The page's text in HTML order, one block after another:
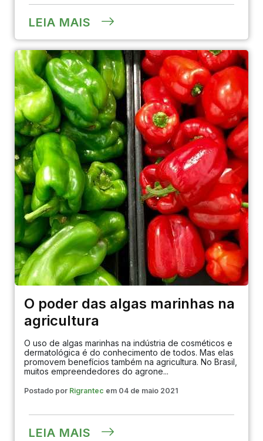
RESULTADO
DO CAMPO
CULTIVOS
NOTÍCIAS
COMPRE
AGORA
LEIA MAIS
O poder das algas marinhas na
agricultura
O uso de algas marinhas na indústria de cosméticos e
dermatológica é do conhecimento de todos. Mas elas
promovem benefícios também na agricultura. No Brasil,
muitos empreendedores do agrone...
Postado por Rigrantec em 04 de maio 2021
LEIA MAIS